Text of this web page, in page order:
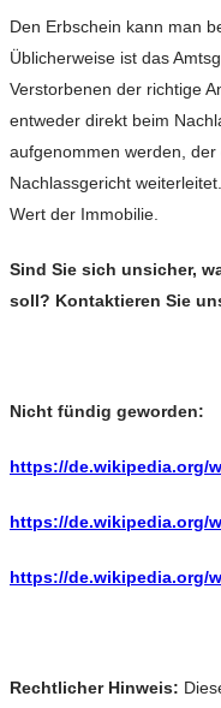
Den Erbschein kann man
Üblicherweise ist das
Verstorbenen der richtige
entweder direkt beim
aufgenommen werden,
Nachlassgericht
Wert der Immobilie.
Sind Sie sich unsicher,
soll? Kontaktieren Sie
Nicht fündig geworden:
https://de.wikipedia.org/
https://de.wikipedia.org/
https://de.wikipedia.org/
Rechtlicher Hinweis: